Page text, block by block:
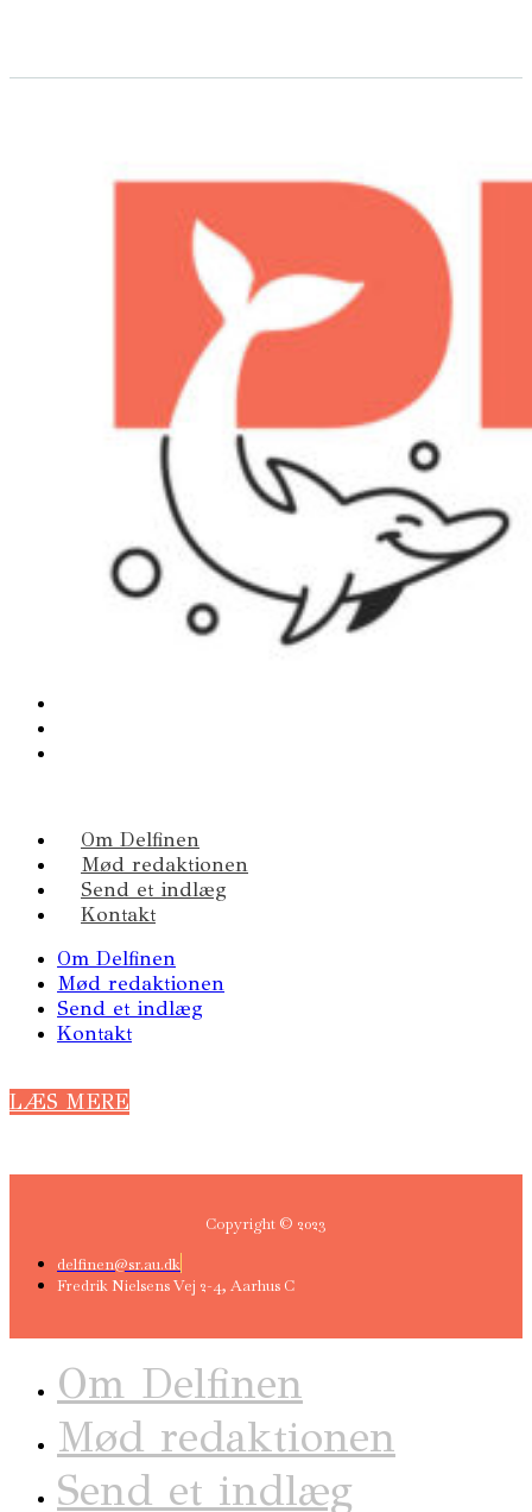
Om Delfinen
Mød redaktionen
Send et indlæg
Kontakt
Om Delfinen
Mød redaktionen
Send et indlæg
Kontakt
LÆS MERE
Copyright © 2023
delfinen@sr.au.dk
Fredrik Nielsens Vej 2-4, Aarhus C
Om Delfinen
Mød redaktionen
Send et indlæg